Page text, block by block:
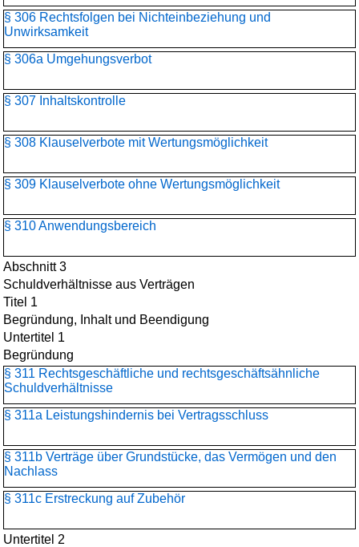
§ 306 Rechtsfolgen bei Nichteinbeziehung und
Unwirksamkeit
§ 306a Umgehungsverbot
§ 307 Inhaltskontrolle
§ 308 Klauselverbote mit Wertungsmöglichkeit
§ 309 Klauselverbote ohne Wertungsmöglichkeit
§ 310 Anwendungsbereich
Abschnitt 3
Schuldverhältnisse aus Verträgen
Titel 1
Begründung, Inhalt und Beendigung
Untertitel 1
Begründung
§ 311 Rechtsgeschäftliche und rechtsgeschäftsähnliche
Schuldverhältnisse
§ 311a Leistungshindernis bei Vertragsschluss
§ 311b Verträge über Grundstücke, das Vermögen und den
Nachlass
§ 311c Erstreckung auf Zubehör
Untertitel 2